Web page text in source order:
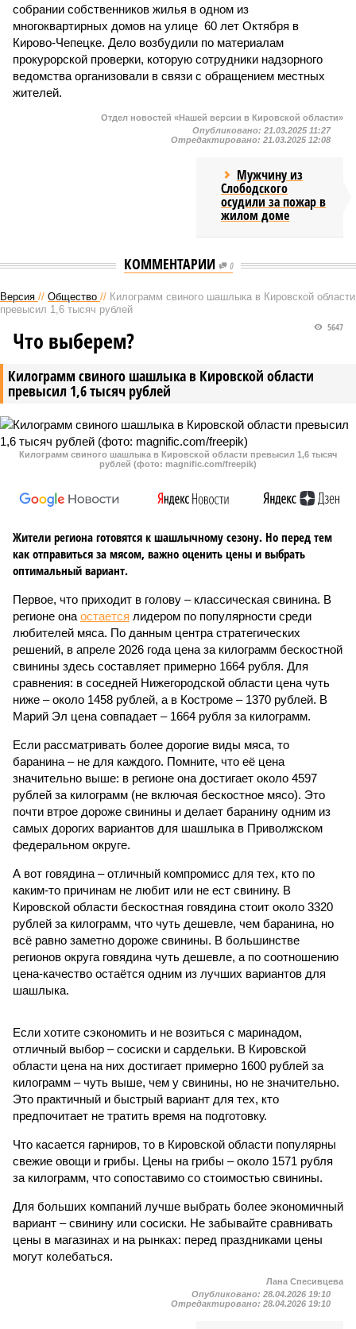
собрании собственников жилья в одном из
многоквартирных домов на улице 60 лет Октября в
Кирово-Чепецке. Дело возбудили по материалам
прокурорской проверки, которую сотрудники надзорного
ведомства организовали в связи с обращением местных
жителей.
Отдел новостей «Нашей версии в Кировской области»
Опубликовано: 21.03.2025 11:27
Отредактировано: 21.03.2025 12:08
Мужчину из
Слободского
осудили за пожар в
жилом доме
КОММЕНТАРИИ 0
Версия // Общество // Килограмм свиного шашлыка в Кировской области
превысил 1,6 тысяч рублей
Килограмм свиного шашлыка в Кировской области
превысил 1,6 тысяч рублей
5647
Что выберем?
Килограмм свиного шашлыка в Кировской области превысил 1,6 тысяч
рублей (фото: magnific.com/freepik)
Жители региона готовятся к шашлычному сезону. Но перед тем
как отправиться за мясом, важно оценить цены и выбрать
оптимальный вариант.
Первое, что приходит в голову – классическая свинина. В
регионе она остается лидером по популярности среди
любителей мяса. По данным центра стратегических
решений, в апреле 2026 года цена за килограмм бескостной
свинины здесь составляет примерно 1664 рубля. Для
сравнения: в соседней Нижегородской области цена чуть
ниже – около 1458 рублей, а в Костроме – 1370 рублей. В
Марий Эл цена совпадает – 1664 рубля за килограмм.
Если рассматривать более дорогие виды мяса, то
баранина – не для каждого. Помните, что её цена
значительно выше: в регионе она достигает около 4597
рублей за килограмм (не включая бескостное мясо). Это
почти втрое дороже свинины и делает баранину одним из
самых дорогих вариантов для шашлыка в Приволжском
федеральном округе.
А вот говядина – отличный компромисс для тех, кто по
каким-то причинам не любит или не ест свинину. В
Кировской области бескостная говядина стоит около 3320
рублей за килограмм, что чуть дешевле, чем баранина, но
всё равно заметно дороже свинины. В большинстве
регионов округа говядина чуть дешевле, а по соотношению
цена-качество остаётся одним из лучших вариантов для
шашлыка.
Если хотите сэкономить и не возиться с маринадом,
отличный выбор – сосиски и сардельки. В Кировской
области цена на них достигает примерно 1600 рублей за
килограмм – чуть выше, чем у свинины, но не значительно.
Это практичный и быстрый вариант для тех, кто
предпочитает не тратить время на подготовку.
Что касается гарниров, то в Кировской области популярны
свежие овощи и грибы. Цены на грибы – около 1571 рубля
за килограмм, что сопоставимо со стоимостью свинины.
Для больших компаний лучше выбрать более экономичный
вариант – свинину или сосиски. Не забывайте сравнивать
цены в магазинах и на рынках: перед праздниками цены
могут колебаться.
Лана Спесивцева
Опубликовано: 28.04.2026 19:10
Отредактировано: 28.04.2026 19:10